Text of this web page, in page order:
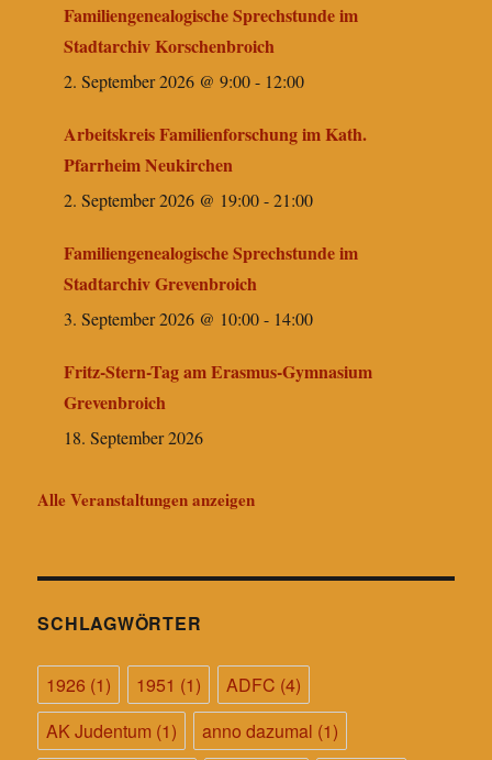
Familiengenealogische Sprechstunde im
Stadtarchiv Korschenbroich
2. September 2026 @ 9:00- 12:00
Arbeitskreis Familienforschung im Kath.
Pfarrheim Neukirchen
2. September 2026 @ 19:00-21:00
Familiengenealogische Sprechstunde im
Stadtarchiv Grevenbroich
3. September 2026 @ 10:00- 14:00
Fritz-Stern-Tag am Erasmus-Gymnasium
Grevenbroich
18. September 2026
Alle Veranstaltungen anzeigen
SCHLAGWÖRTER
1926 (1) 1951 (1) ADFC (4)
AK Judentum (1) anno dazumal (1)